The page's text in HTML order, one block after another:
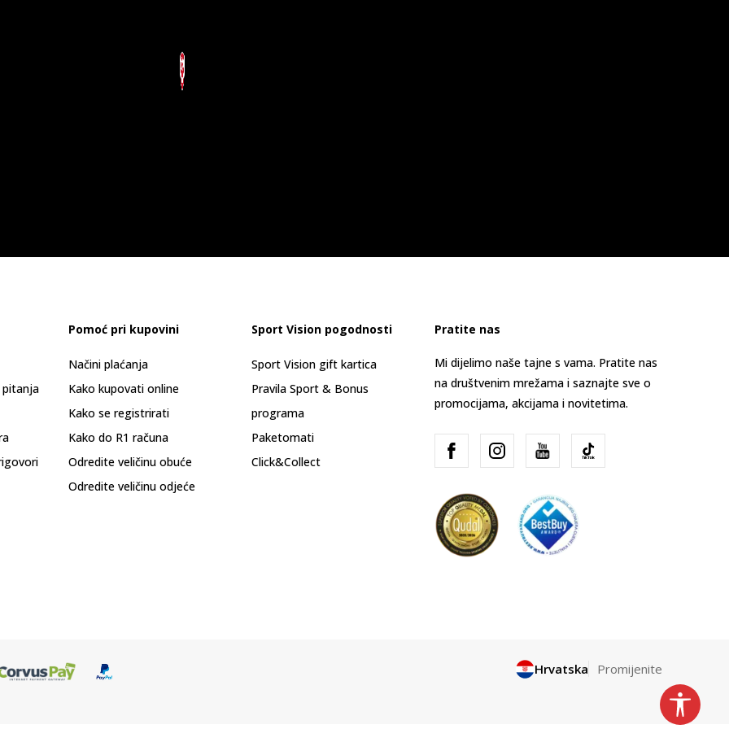
pitanja
Pomoć pri kupovini
Načini plaćanja
Kako kupovati online
Kako se registrirati
Kako do R1 računa
Odredite veličinu obuće
Odredite veličinu odjeće
Sport Vision pogodnosti
Sport Vision gift kartica
Pravila Sport & Bonus
programa
Paketomati
Click&Collect
Pratite nas
Mi dijelimo naše tajne s vama. Pratite nas
na društvenim mrežama i saznajte sve o
promocijama, akcijama i novitetima.
Hrvatska Promijenite